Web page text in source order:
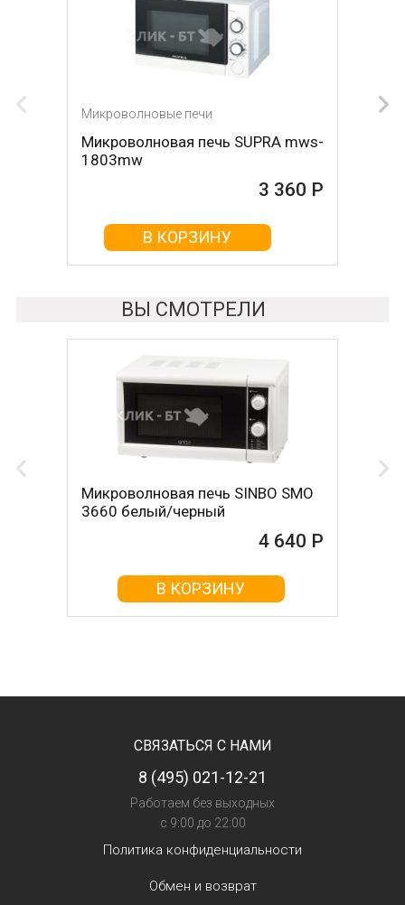
Микроволновые печи
Микроволновая печь SUPRA mws-
1803mw
3 360 Р
В КОРЗИНУ
Микроволновые печи
Микроволновая печь SUPRA mws-
2107mw
3 370 Р
В КОРЗИНУ
ВЫ СМОТРЕЛИ
Микроволновая печь SINBO SMO
3660 белый/черный
4 640 Р
В КОРЗИНУ
СВЯЗАТЬСЯ С НАМИ
8 (495) 021-12-21
Работаем без выходных
с 9:00 до 22:00
Политика конфиденциальности
Обмен и возврат